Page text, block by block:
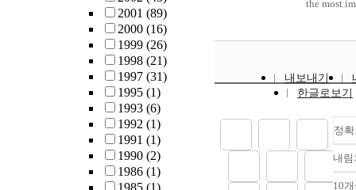
2001 (89)
2000 (16)
1999 (26)
1998 (21)
1997 (31)
1995 (1)
1993 (6)
1992 (1)
1991 (1)
1990 (2)
1986 (1)
Range
evidence
because
limit the
sediment
signatures
Diporeia
dominant
second
benthic
been, or
these
examines
global
reacts with
standard
difficult to
technical
resolved
boron
Beltsville
1<super>
order
stations
stream
chemistry,
the most
stability
of olivine
ambient
has drawn
attention.
complex
bulk
내보내기
한글로보기
정
내
10